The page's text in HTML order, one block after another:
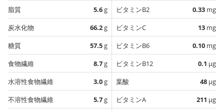
脂質
5.6g
炭水化物
66.2g
糖質
57.5g
食物繊維
8.7g
水溶性食物繊維
3.0g
不溶性食物繊維
5.7g
ビタミンB2
0.33 mg
ビタミンC
13 mg
ビタミンB6
0.10 mg
ビタミンB12
0.1 µg
葉酸
48 µg
ビタミンA
211 µg